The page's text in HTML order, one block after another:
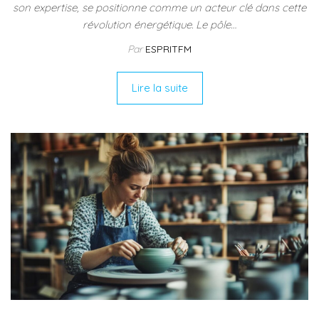
son expertise, se positionne comme un acteur clé dans cette
révolution énergétique. Le pôle…
ParESPRITFM
Lire la suite